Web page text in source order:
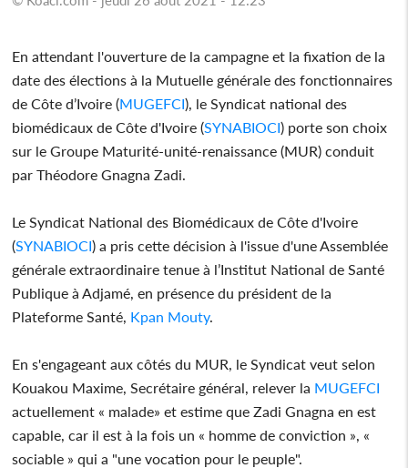
En attendant l'ouverture de la campagne et la fixation de la
date des élections à la Mutuelle générale des fonctionnaires
de Côte d’Ivoire (MUGEFCI), le Syndicat national des
biomédicaux de Côte d'Ivoire (SYNABIOCI) porte son choix
sur le Groupe Maturité-unité-renaissance (MUR) conduit
par Théodore Gnagna Zadi.
Le Syndicat National des Biomédicaux de Côte d'Ivoire
(SYNABIOCI) a pris cette décision à l'issue d'une Assemblée
générale extraordinaire tenue à l’Institut National de Santé
Publique à Adjamé, en présence du président de la
Plateforme Santé, Kpan Mouty.
En s'engageant aux côtés du MUR, le Syndicat veut selon
Kouakou Maxime, Secrétaire général, relever la MUGEFCI
actuellement « malade» et estime que Zadi Gnagna en est
capable, car il est à la fois un « homme de conviction », «
sociable » qui a "une vocation pour le peuple".